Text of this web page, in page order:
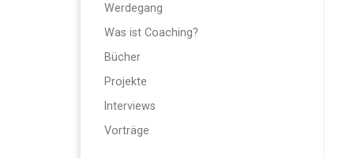
Werdegang
Was ist Coaching?
Bücher
Projekte
Interviews
Vorträge